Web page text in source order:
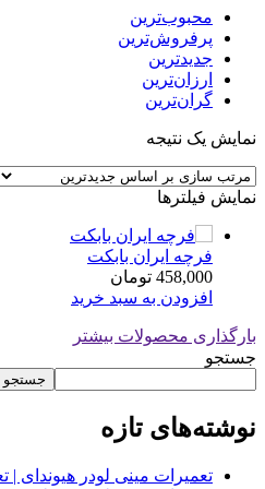
محبوب‌ترین
پرفروش‌ترین
جدیدترین
ارزان‌ترین
گران‌ترین
نمایش یک نتیجه
نمایش فیلترها
فرچه ایران بابکت
458,000 تومان
افزودن به سبد خرید
بارگذاری محصولات بیشتر
جستجو
جستجو
نوشته‌های تازه
تعمیرات مینی لودر هیوندای